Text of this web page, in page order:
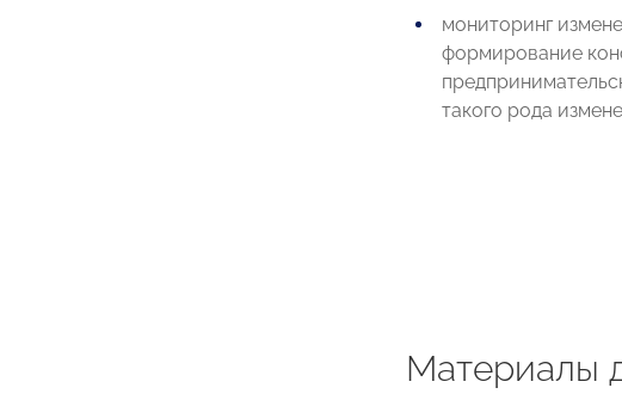
мониторинг
формирование
такого рода
Материалы